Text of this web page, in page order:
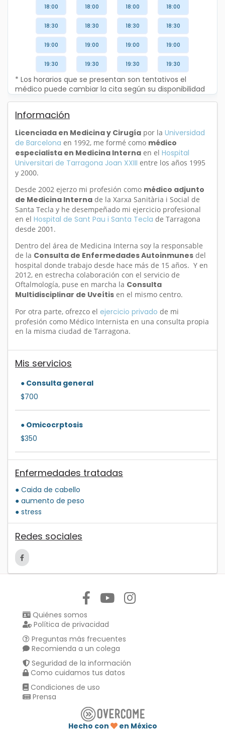
18:00
18:30
19:00
19:30
18:00
18:30
19:00
19:30
18:00
18:30
19:00
19:30
18:00
18:30
19:00
19:30
* Los horarios que se presentan son tentativos el
médico puede cambiar la cita según su disponibilidad
Información
Licenciada en Medicina y Cirugía por la Universidad
de Barcelona en 1992, me formé como médico
especialista en Medicina Interna en el Hospital
Universitari de Tarragona Joan XXIII entre los años 1995
y 2000.
Desde 2002 ejerzo mi profesión como médico adjunto
de Medicina Interna de la Xarxa Sanitària i Social de
Santa Tecla y he desempeñado mi ejercicio profesional
en el Hospital de Sant Pau i Santa Tecla de Tarragona
desde 2001.
Dentro del área de Medicina Interna soy la responsable
de la Consulta de Enfermedades Autoinmunes del
hospital donde trabajo desde hace más de 15 años. Y en
2012, en estrecha colaboración con el servicio de
Oftalmología, puse en marcha la Consulta
Multidisciplinar de Uveítis en el mismo centro.
Por otra parte, ofrezco el ejercicio privado de mi
profesión como Médico Internista en una consulta propia
en la misma ciudad de Tarragona.
Mis servicios
● Consulta general
$700
● Omicocrptosis
$350
Enfermedades tratadas
● Caida de cabello
● aumento de peso
● stress
Redes sociales
Quiénes somos
Política de privacidad
Preguntas más frecuentes
Recomienda a un colega
Seguridad de la información
Como cuidamos tus datos
Condiciones de uso
Prensa
Hecho con en México